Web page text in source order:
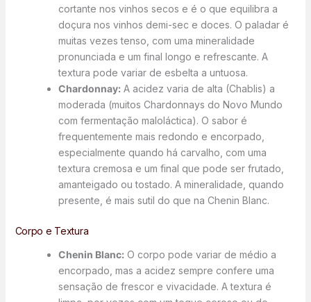
cortante nos vinhos secos e é o que equilibra a
doçura nos vinhos demi-sec e doces. O paladar é
muitas vezes tenso, com uma mineralidade
pronunciada e um final longo e refrescante. A
textura pode variar de esbelta a untuosa.
Chardonnay:A acidez varia de alta (Chablis) a
moderada (muitos Chardonnays do Novo Mundo
com fermentação maloláctica). O sabor é
frequentemente mais redondo e encorpado,
especialmente quando há carvalho, com uma
textura cremosa e um final que pode ser frutado,
amanteigado ou tostado. A mineralidade, quando
presente, é mais sutil do que na Chenin Blanc.
Corpo e Textura
Chenin Blanc:O corpo pode variar de médio a
encorpado, mas a acidez sempre confere uma
sensação de frescor e vivacidade. A textura é